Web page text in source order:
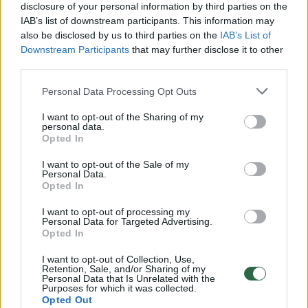
disclosure of your personal information by third parties on the
IAB’s list of downstream participants. This information may
also be disclosed by us to third parties on the IAB’s List of
Downstream Participants that may further disclose it to other
Personal Data Processing Opt Outs
I want to opt-out of the Sharing of my
personal data.
Opted In
I want to opt-out of the Sale of my
Personal Data.
Opted In
I want to opt-out of processing my
Personal Data for Targeted Advertising.
Opted In
I want to opt-out of Collection, Use,
Retention, Sale, and/or Sharing of my
Personal Data that Is Unrelated with the
Purposes for which it was collected.
Opted Out
00:00:49
Pateikė daugiau detalių apie iš tėvų paimtus šešis
vaikus: jiems kilusi grėsmė
Žinios | Lietuvos diena
00:00:30
Vaizdai iš tragiškos avarijos Vilniaus r.: dviejų moterų ir
vaiko gyvybių išgelbėti nepavyko
Nufilmavo, kaip patvino Vilniaus Vakarinis aplinkkelis:
vaizdas pribloškia
„Pagarba pirmajai premjerei“: pasidalijo jautriais